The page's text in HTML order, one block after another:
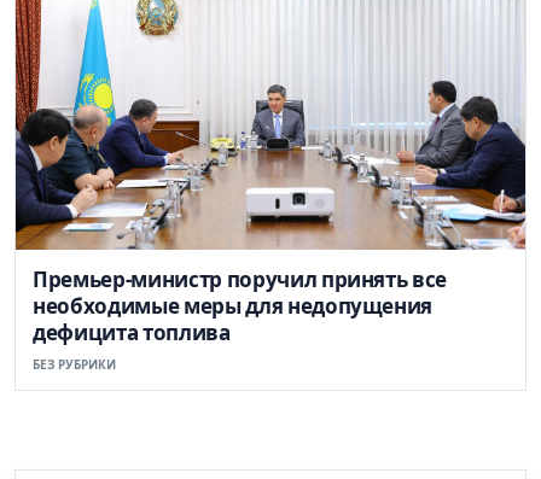
Премьер-министр поручил принять все
необходимые меры для недопущения
дефицита топлива
БЕЗ РУБРИКИ